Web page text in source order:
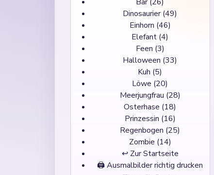
Dinosaurier (49)
Einhorn (46)
Elefant (4)
Feen (3)
Halloween (33)
Kuh (5)
Löwe (20)
Meerjungfrau (28)
Osterhase (18)
Prinzessin (16)
Regenbogen (25)
Zombie (14)
↩ Zur Startseite
🖨️Ausmalbilder richtig drucken